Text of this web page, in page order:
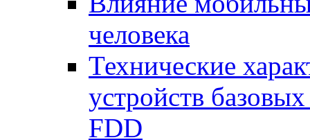
человека
Технические
устройств
FDD